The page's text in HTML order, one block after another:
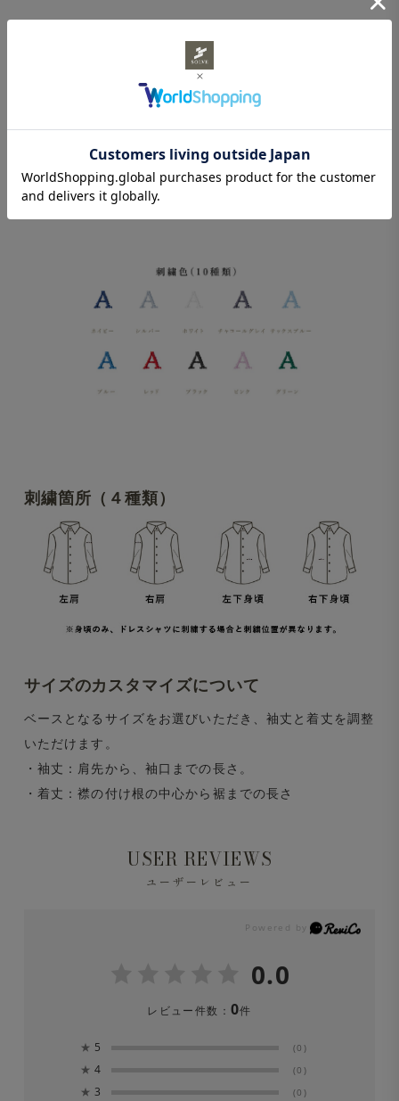
刺繍をご希望の場合は、フォント、位置、糸の色と刺繍したい文字
を入力してください。刺繍なしもお選びいただけます。
※身頃のみ、ドレスシャツに刺繍する場合と刺繍位置が異なりま
刺繍箇所（４種類）
サイズのカスタマイズについて
ベースとなるサイズをお選びいただき、袖丈と着丈を調整
いただけます。
・袖丈：肩先から、袖口までの長さ。
・着丈：襟の付け根の中心から裾までの長さ
USER REVIEWS
ユーザーレビュー
0.0
レビュー件数： 0件
★ 5 (0)
★ 4 (0)
★ 3 (0)